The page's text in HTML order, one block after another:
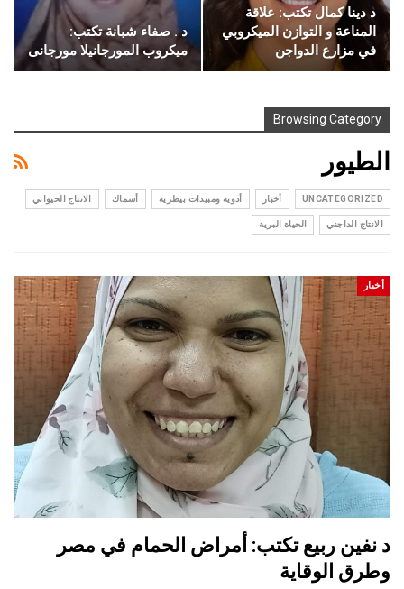
د دينا كمال تكتب: علاقة
المناعة و التوازن الميكروبي
في مزارع الدواجن
د . صفاء شبانة تكتب:
ميكروب المورجانيلا مورجانى
Browsing Category
الطيور
UNCATEGORIZED أخبار أدوية ومبيدات بيطرية أسماك الانتاج الحيواني
الانتاج الداجني الحياة البرية
أخبار
د نفين ربيع تكتب: أمراض الحمام في مصر
وطرق الوقاية